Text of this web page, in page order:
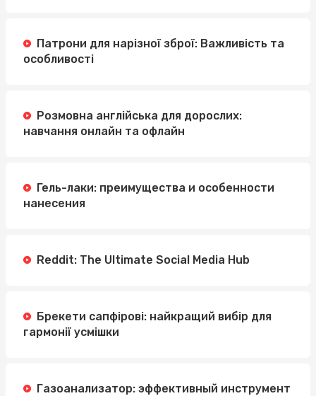
Патрони для нарізної зброї: Важливість та
особливості
Розмовна англійська для дорослих:
навчання онлайн та офлайн
Гель-лаки: преимущества и особенности
нанесения
Reddit: The Ultimate Social Media Hub
Брекети сапфірові: найкращий вибір для
гармонії усмішки
Газоанализатор: эффективный инструмент